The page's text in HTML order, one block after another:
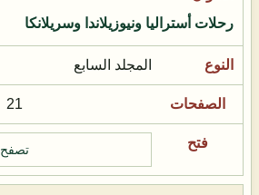
رحلات أستراليا ونيوزيلاندا وسريلانكا
المجلد السابع
21
تصفح